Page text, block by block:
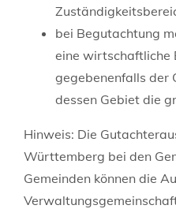
bei Begutachtung
eine wirtschaftliche
gegebenenfalls der
dessen Gebiet die
Hinweis: Die
Württemberg bei den
Gemeinden können die